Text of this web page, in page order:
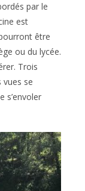
par le
est
être
ou du lycée.
Trois
se
s’envoler